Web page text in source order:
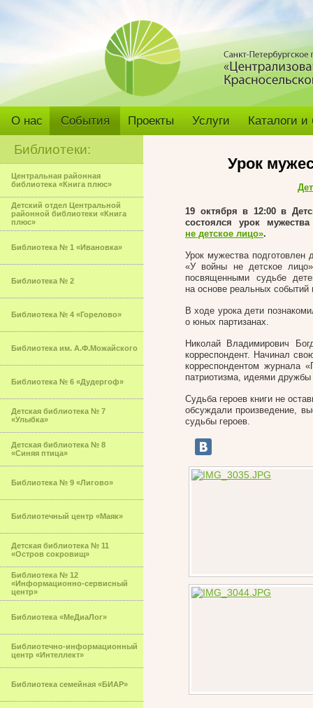
О нас События Проекты Услуги Каталоги
Библиотеки:
Центральная районная
библиотека «Книга плюс»
Детский отдел Центральной
районной библиотеки «Книга
плюс»
Библиотека № 1 «Ивановка»
Библиотека № 2
Библиотека № 4 «Горелово»
Библиотека им. А.Ф.Можайского
Библиотека № 6 «Дудергоф»
Детская библиотека № 7
«Улыбка»
Детская библиотека № 8
«Синяя птица»
Библиотека № 9 «Лигово»
Библиотечный центр «Маяк»
Детская библиотека № 11
«Остров сокровищ»
Библиотека № 12
«Информационно-сервисный
центр»
Библиотека «МеДиаЛог»
Библиотечно-информационный
центр «Интеллект»
Библиотека семейная «БИАР»
Урок
19 октября в 12:00 в
состоялся урок
не детское лицо».
Урок мужества подготовлен
«У войны не детское
посвященными судьбе
на основе реальных событий
В ходе урока дети
о юных партизанах.
Николай Владимирович
корреспондент. Начинал
корреспондентом журнала
патриотизма, идеями
Судьба героев книги не
обсуждали произведение,
судьбы героев.